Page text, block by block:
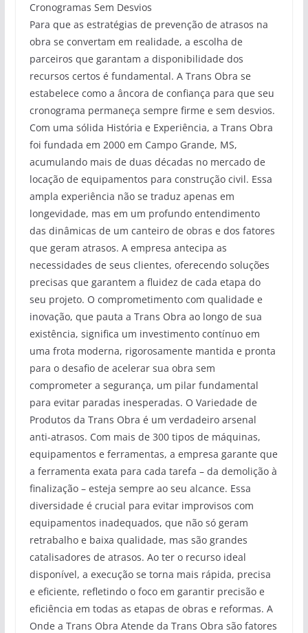
Cronogramas Sem Desvios
Para que as estratégias de prevenção de atrasos na
obra se convertam em realidade, a escolha de
parceiros que garantam a disponibilidade dos
recursos certos é fundamental. A Trans Obra se
estabelece como a âncora de confiança para que seu
cronograma permaneça sempre firme e sem desvios.
Com uma sólida História e Experiência, a Trans Obra
foi fundada em 2000 em Campo Grande, MS,
acumulando mais de duas décadas no mercado de
locação de equipamentos para construção civil. Essa
ampla experiência não se traduz apenas em
longevidade, mas em um profundo entendimento
das dinâmicas de um canteiro de obras e dos fatores
que geram atrasos. A empresa antecipa as
necessidades de seus clientes, oferecendo soluções
precisas que garantem a fluidez de cada etapa do
seu projeto. O comprometimento com qualidade e
inovação, que pauta a Trans Obra ao longo de sua
existência, significa um investimento contínuo em
uma frota moderna, rigorosamente mantida e pronta
para o desafio de acelerar sua obra sem
comprometer a segurança, um pilar fundamental
para evitar paradas inesperadas. O Variedade de
Produtos da Trans Obra é um verdadeiro arsenal
anti-atrasos. Com mais de 300 tipos de máquinas,
equipamentos e ferramentas, a empresa garante que
a ferramenta exata para cada tarefa – da demolição à
finalização – esteja sempre ao seu alcance. Essa
diversidade é crucial para evitar improvisos com
equipamentos inadequados, que não só geram
retrabalho e baixa qualidade, mas são grandes
catalisadores de atrasos. Ao ter o recurso ideal
disponível, a execução se torna mais rápida, precisa
e eficiente, refletindo o foco em garantir precisão e
eficiência em todas as etapas de obras e reformas. A
Onde a Trans Obra Atende da Trans Obra são fatores